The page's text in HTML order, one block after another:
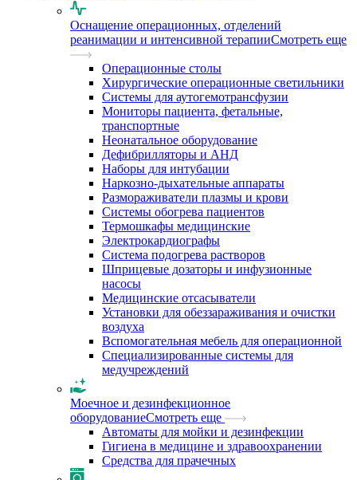
Оснащение операционных, отделений
реанимации и интенсивной терапииСмотреть еще
Операционные столы
Хирургические операционные светильники
Системы для аутогемотрансфузии
Мониторы пациента, фетальные,
транспортные
Неонатальное оборудование
Дефибрилляторы и АНД
Наборы для интубации
Наркозно-дыхательные аппараты
Размораживатели плазмы и крови
Системы обогрева пациентов
Термошкафы медицинские
Электрокардиографы
Cистема подогрева растворов
Шприцевые дозаторы и инфузионные
насосы
Медицинские отсасыватели
Установки для обеззараживания и очистки
воздуха
Вспомогательная мебель для операционной
Специализированные системы для
медучреждений
Моечное и дезинфекционное
оборудованиеСмотреть еще
Автоматы для мойки и дезинфекции
Гигиена в медицине и здравоохранении
Средства для прачечных